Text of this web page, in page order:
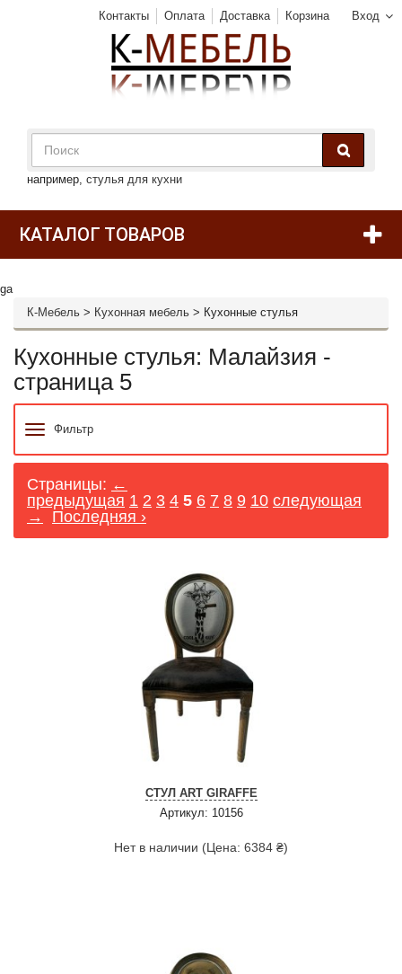
Вход
Контакты Оплата Доставка Корзина
например, стулья для кухни
КАТАЛОГ ТОВАРОВ
ga
К-Мебель > Кухонная мебель > Кухонные стулья
Кухонные стулья: Малайзия -
страница 5
Фильтр
Страницы: ←
предыдущая 1 2 3 4 5 6 7 8 9 10 следующая
→
Последняя ›
СТУЛ ART GIRAFFE
Артикул: 10156
Нет в наличии (Цена: 6384 ₴)